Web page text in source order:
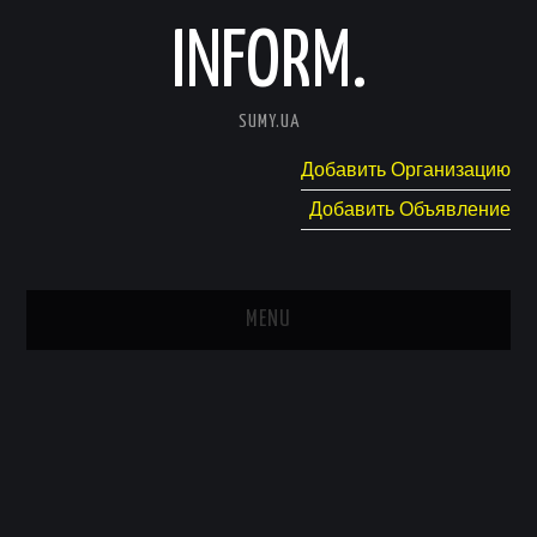
INFORM.
SUMY.UA
Добавить Организацию
Добавить Объявление
MENU